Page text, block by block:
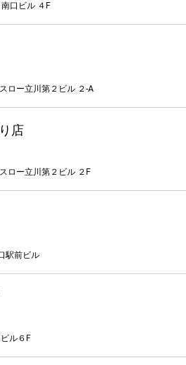
口ビル ４F
ロー立川第２ビル ２-A
店
ロー立川第２ビル ２F
駅前ビル
ル６F